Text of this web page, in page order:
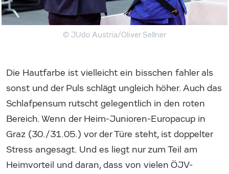
© JUdo Austria/Oliver Sellner
Die Hautfarbe ist vielleicht ein bisschen fahler als
sonst und der Puls schlägt ungleich höher. Auch das
Schlafpensum rutscht gelegentlich in den roten
Bereich. Wenn der Heim-Junioren-Europacup in
Graz (30./31.05.) vor der Türe steht, ist doppelter
Stress angesagt. Und es liegt nur zum Teil am
Heimvorteil und daran, dass von vielen ÖJV-